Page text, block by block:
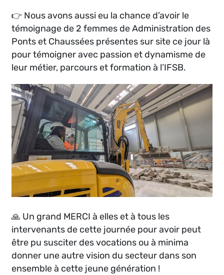
👉 Nous avons aussi eu la chance d’avoir le
témoignage de 2 femmes de Administration des
Ponts et Chaussées présentes sur site ce jour là
pour témoigner avec passion et dynamisme de
leur métier, parcours et formation à l’IFSB.
🙏 Un grand MERCI à elles et à tous les
intervenants de cette journée pour avoir peut
être pu susciter des vocations ou à minima
donner une autre vision du secteur dans son
ensemble à cette jeune génération !